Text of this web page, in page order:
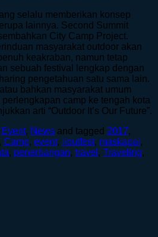
selalu memberikan konsep
lainnya. Second Summit
City Camp Project.
masyarakat outdoor akan
keakraban, namun tetap
sebuah festival lengkap dengan
pengetahuan satu sama lain.
bahkan masyarakat umum
camp ke tengah kota
arti “Outdoor It’s Our Future”.
Event, News and tagged 2017,
, Camp, event, iioutfest, maskapai,
, penerbangan, travel , Traveling,